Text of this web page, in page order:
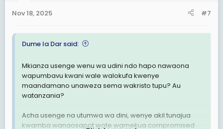
s
Nov 18, 2025 #7
Dume la Dar said:
Mkianza usenge wenu wa udini ndo hapo nawaona
wapumbavu kwani wale walokufa kwenye
maandamano unaweza sema wakristo tupu? Au
watanzania?
Acha usenge na utumwa wa dini, wenye akil tunajua
kwamba wanaosapot wote wamekua compromised